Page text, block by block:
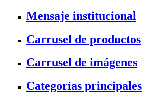
Mensaje institucional
Carrusel de productos
Carrusel de imágenes
Categorías principales